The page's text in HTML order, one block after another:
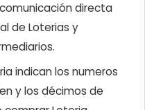
directa
de Loterias y
indican los numeros
y los décimos de